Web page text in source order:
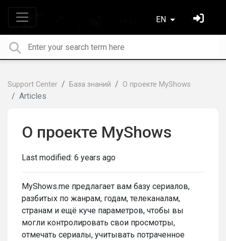
EN
Support Center База знаний О проекте MyShows
Articles
О проекте MyShows
Last modified: 6 years ago
MyShows.me предлагает вам базу сериалов,
разбитых по жанрам, годам, телеканалам,
странам и ещё куче параметров, чтобы вы
могли контролировать свои просмотры,
отмечать сериалы, учитывать потраченное